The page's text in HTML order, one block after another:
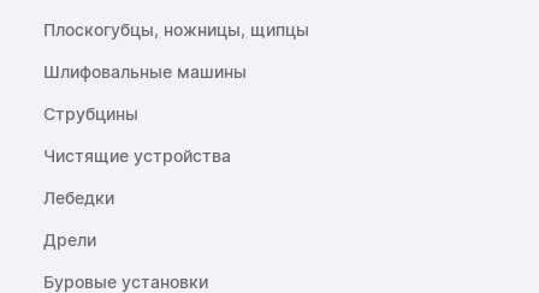
Плоскогубцы, ножницы, щипцы
Шлифовальные машины
Струбцины
Чистящие устройства
Лебедки
Дрели
Буровые установки